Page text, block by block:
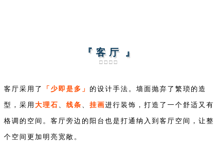
『 客 厅 』
□□□□
客厅采用了 「少即是多」 的设计手法。墙面抛弃了繁琐的造
型，采用 大理石 、 线条 、 挂画进行装饰，打造了一个舒适又有
格调的空间。客厅旁边的阳台也是打通纳入到客厅空间，让整
个空间更加明亮宽敞。